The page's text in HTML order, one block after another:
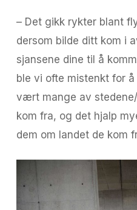
– Det gikk rykter blant
dersom bilde ditt kom i
sjansene dine til å
ble vi ofte mistenkt for
vært mange av
kom fra, og det hjalp
dem om landet de kom